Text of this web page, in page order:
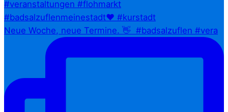
Neue Woche, neue Termine. 👋⁠ ⁠ #badsalzuflen #vera